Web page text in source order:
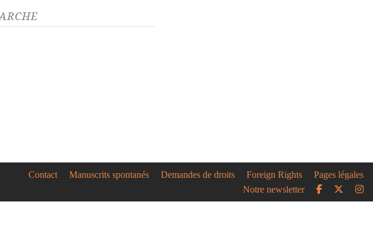
Contact Manuscrits spontanés Demandes de droits Foreign Rights
Pages légales
Notre newsletter